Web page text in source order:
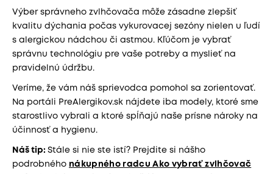
Výber správneho zvlhčovača môže zásadne zlepšiť
kvalitu dýchania počas vykurovacej sezóny nielen u ľudí
s alergickou nádchou či astmou. Kľúčom je vybrať
správnu technológiu pre vaše potreby a myslieť na
pravidelnú údržbu.
Veríme, že vám náš sprievodca pomohol sa zorientovať.
Na portáli PreAlergikov.sk nájdete iba modely, ktoré sme
starostlivo vybrali a ktoré spĺňajú naše prísne nároky na
účinnosť a hygienu.
Náš tip: Stále si nie ste istí? Prejdite si nášho
podrobného nákupného radcu Ako vybrať zvlhčovač